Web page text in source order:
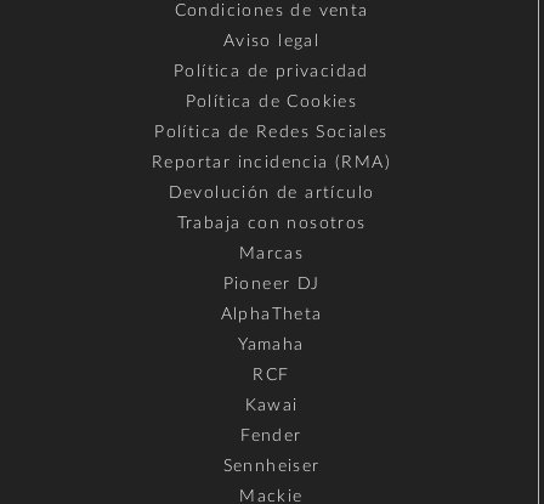
Condiciones de venta
Aviso legal
Política de privacidad
Política de Cookies
Política de Redes Sociales
Reportar incidencia (RMA)
Devolución de artículo
Trabaja con nosotros
Marcas
Pioneer DJ
AlphaTheta
Yamaha
RCF
Kawai
Fender
Sennheiser
Mackie